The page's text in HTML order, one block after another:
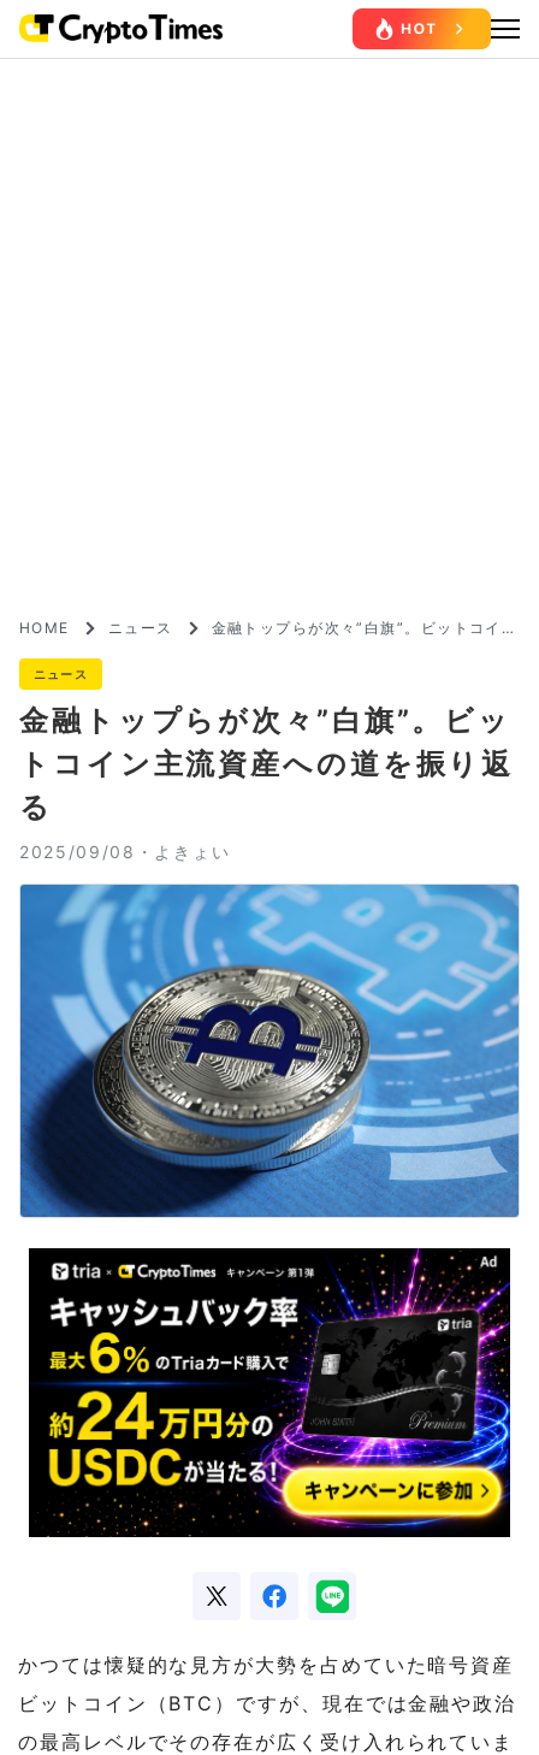
HOME ニュース
金融トップらが次々”白旗”。ビットコイン
ニュース
金融トップらが次々”白旗”。ビッ
トコイン主流資産への道を振り返
る
2025/09/08・ よきょい
かつては懐疑的な見方が大勢を占めていた暗号資産
ビットコイン（BTC）ですが、現在では金融や政治
の最高レベルでその存在が広く受け入れられていま